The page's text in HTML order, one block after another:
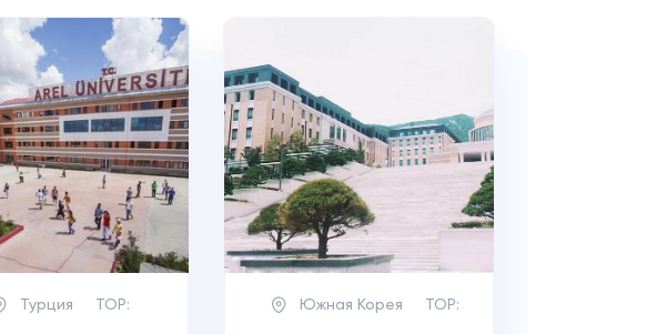
Турция TOP: Южная Корея TOP: